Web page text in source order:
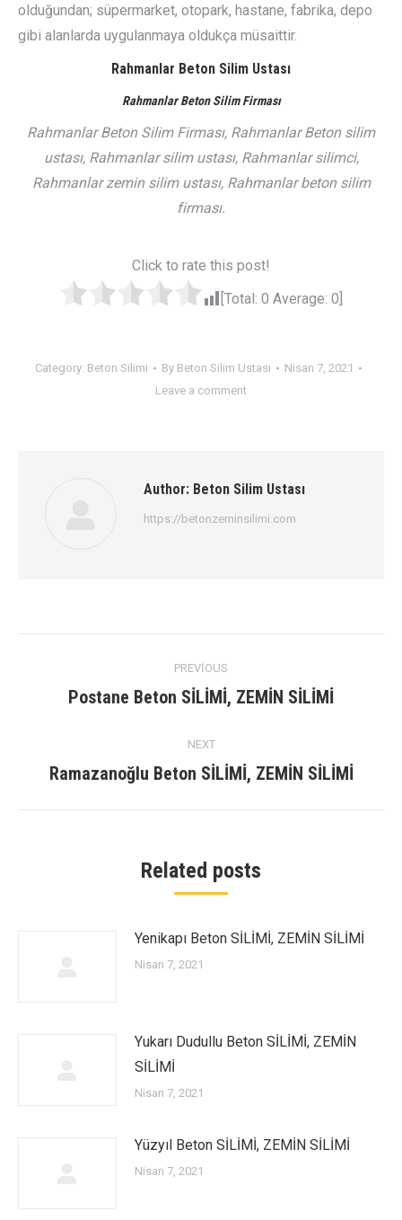
olduğundan; süpermarket, otopark, hastane, fabrika, depo
gibi alanlarda uygulanmaya oldukça müsaittir.
Rahmanlar Beton Silim Ustası
Rahmanlar Beton Silim Firması
Rahmanlar Beton Silim Firması, Rahmanlar Beton silim
ustası, Rahmanlar silim ustası, Rahmanlar silimci,
Rahmanlar zemin silim ustası, Rahmanlar beton silim
firması.
Click to rate this post!
[Total: 0 Average: 0
Category: Beton Silimi By Beton Silim Ustası
Nisan 7, 2021
Leave a comment
Author: Beton Silim Ustası
https://betonzeminsilimi.com
navigation
PREVIOUS
Previous
Postane Beton SİLİMİ, ZEMİN SİLİMİ
NEXT
Next
Ramazanoğlu Beton SİLİMİ, ZEMİN SİLİMİ
Related posts
Yenikapı Beton SİLİMİ, ZEMİN SİLİMİ
Nisan 7, 2021
Yukarı Dudullu Beton SİLİMİ, ZEMİN
SİLİMİ
Nisan 7, 2021
Yüzyıl Beton SİLİMİ, ZEMİN SİLİMİ
Nisan 7, 2021